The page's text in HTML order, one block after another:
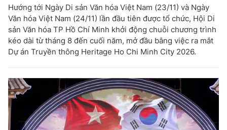
Hướng tới Ngày Di sản Văn hóa Việt Nam (23/11) và Ngày
Văn hóa Việt Nam (24/11) lần đầu tiên được tổ chức, Hội Di
sản Văn hóa TP Hồ Chí Minh khởi động chuỗi chương trình
kéo dài từ tháng 8 đến cuối năm, mở đầu bằng việc ra mắt
Dự án Truyền thông Heritage Ho Chi Minh City 2026.